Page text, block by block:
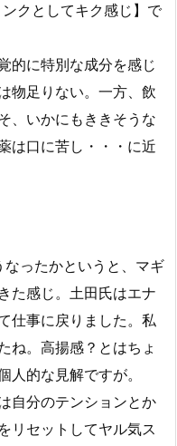
クとしてキク感じ】で
的に特別な成分を感じ
物足りない。一方、飲
、いかにもききそうな
は口に苦し・・・に近
ったかというと、マギ
た感じ。土田氏はエナ
仕事に戻りました。私
ね。高揚感？とはちょ
人的な見解ですが。
自分のテンションとか
リセットしてヤル気ス